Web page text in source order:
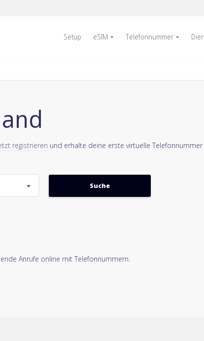
Setup eSIM Telefonnummer
registrieren und erhalte deine erste virtuelle Telefonnummer
Anrufe online mit Telefonnummern.